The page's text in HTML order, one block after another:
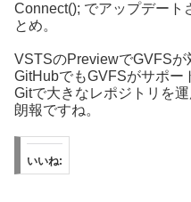
Connect(); でアップデート
とめ。
VSTSのPreviewでGVFSが
GitHubでもGVFSがサポー
Gitで大きなレポジトリを
朗報ですね。
いいね: